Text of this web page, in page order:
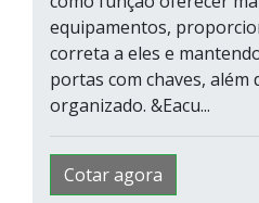
equipamentos,
correta a eles e
portas com chaves,
organizado. &Eacu...
Cotar agora